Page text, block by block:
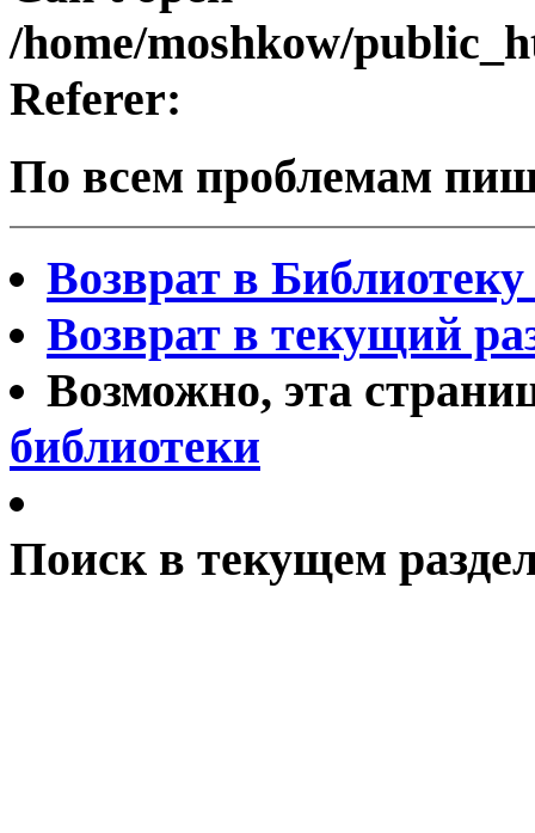
/home/moshkow/
Referer:
По всем проблемам
Возврат в
Возврат в текущий
Возможно, эта
библиотеки
Поиск в текущем